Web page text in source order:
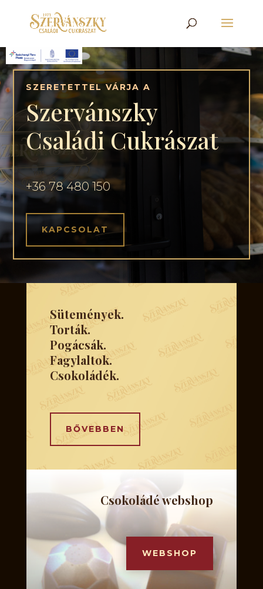
SZERETETTEL VÁRJA A
Szervánszky
Családi Cukrászat
+36 78 480 150
KAPCSOLAT
Sütemények.
Torták.
Pogácsák.
Fagylaltok.
Csokoládék.
BŐVEBBEN
Csokoládé webshop
WEBSHOP